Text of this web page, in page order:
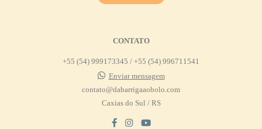
CONTATO
+55 (54) 999173345 / +55 (54) 996711541
Enviar mensagem
contato@dabarrigaaobolo.com
Caxias do Sul / RS